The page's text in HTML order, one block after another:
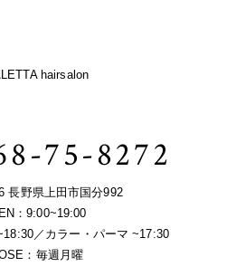
75-8272
長野県上田市国分992
：9:00~19:00
／カラー・パーマ ~17:30
：毎週月曜